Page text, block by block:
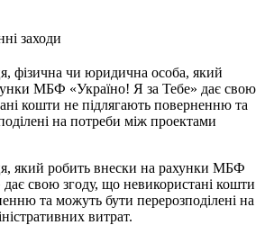
заходи
фізична чи юридична особа, який
МБФ «Україно! Я за Тебе» дає свою
кошти не підлягають поверненню та
на потреби між проектами
який робить внески на рахунки МБФ
свою згоду, що невикористані кошти
та можуть бути перерозподілені на
витрат.